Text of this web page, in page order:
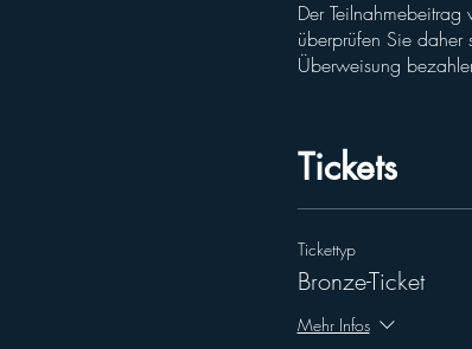
Der
überprüfen Sie daher
Überweisung
PayPal, Kredit-
Zahlung/
Tickets
Tickettyp
Bronze-Ticket
Mehr Infos